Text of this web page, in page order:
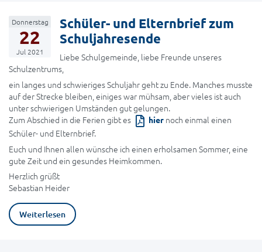
Donnerstag
22
Jul 2021
Schüler- und Elternbrief zum
Schuljahresende
Liebe Schulgemeinde, liebe Freunde unseres
Schulzentrums,
ein langes und schwieriges Schuljahr geht zu Ende. Manches musste
auf der Strecke bleiben, einiges war mühsam, aber vieles ist auch
unter schwierigen Umständen gut gelungen.
Zum Abschied in die Ferien gibt es
hier noch einmal einen
Schüler- und Elternbrief.
Euch und Ihnen allen wünsche ich einen erholsamen Sommer, eine
gute Zeit und ein gesundes Heimkommen.
Herzlich grüßt
Sebastian Heider
Weiterlesen